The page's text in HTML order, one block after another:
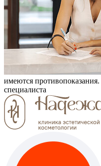
имеются
специалиста